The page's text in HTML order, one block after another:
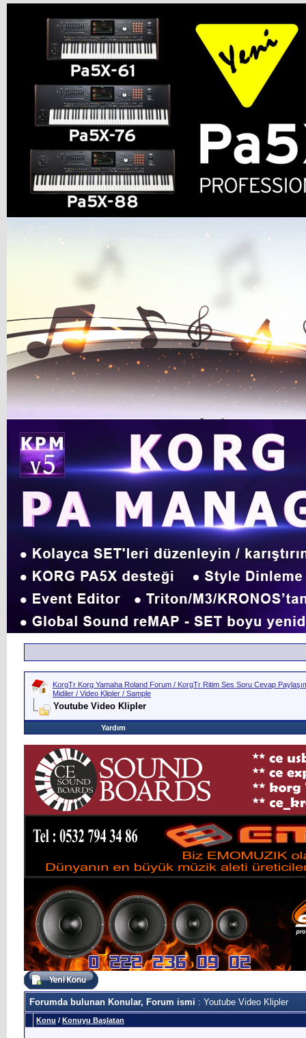
KorgTr Korg Yamaha Roland Forum / KorgTr Ritim Ses Soru Cevap
Midiler / Video Klipler / Sample
Youtube Video Klipler
Yardım
Forumda bulunan Konular, Forum ismi : Youtube Video Klipler
Konu / Konuyu Başlatan